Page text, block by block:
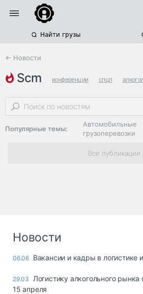
Найти грузы
← Новости
scm конференции спцп
Популярные темы:
Автомобильные
грузоперевозки
Региональная
логистика
опасные грузы
Безопасность и
Все публикации
Новости
06.06 Вакансии и кадры в логистике
29.03
Логистику алкогольного
15 апреля